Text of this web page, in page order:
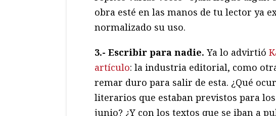
obra esté en las manos de tu lector ya
normalizado su uso.
3.- Escribir para nadie. Ya lo advirtió
artículo: la industria editorial, como
remar duro para salir de esta. ¿Qué
literarios que estaban previstos para
junio? ¿Y con los textos que se iban a